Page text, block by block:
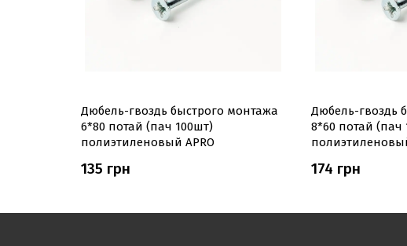
Дюбель-гвоздь быстрого монтажа
6*80 потай (пач 100шт)
полиэтиленовый APRO
135 грн
Дюбель-гвоздь
8*60 потай (пач
174 грн